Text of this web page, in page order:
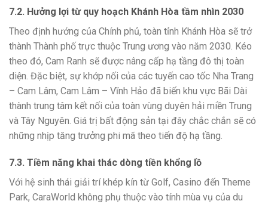
7.2. Hưởng lợi từ quy hoạch Khánh Hòa tầm nhìn 2030
Theo định hướng của Chính phủ, toàn tỉnh Khánh Hòa sẽ trở
thành Thành phố trực thuộc Trung ương vào năm 2030. Kéo
theo đó, Cam Ranh sẽ được nâng cấp hạ tầng đô thị toàn
diện. Đặc biệt, sự khớp nối của các tuyến cao tốc Nha Trang
– Cam Lâm, Cam Lâm – Vĩnh Hảo đã biến khu vực Bãi Dài
thành trung tâm kết nối của toàn vùng duyên hải miền Trung
và Tây Nguyên. Giá trị bất động sản tại đây chắc chắn sẽ có
những nhịp tăng trưởng phi mã theo tiến độ hạ tầng.
7.3. Tiềm năng khai thác dòng tiền khổng lồ
Với hệ sinh thái giải trí khép kín từ Golf, Casino đến Theme
Park, CaraWorld không phụ thuộc vào tính mùa vụ của du